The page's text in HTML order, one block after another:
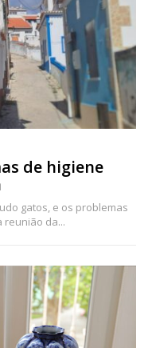
de higiene
gatos, e os problemas
reunião da...